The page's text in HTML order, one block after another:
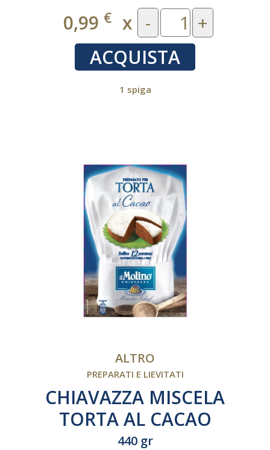
0,99 € x -
+
ACQUISTA
1 spiga
ALTRO
PREPARATI E LIEVITATI
CHIAVAZZA MISCELA
TORTA AL CACAO
440 gr